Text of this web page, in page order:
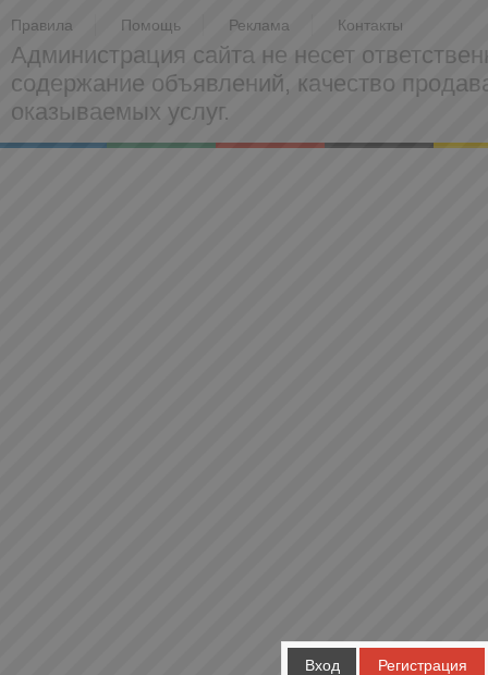
Правила Помощь Реклама Контакты
Администрация сайта не несет
содержание объявлений, качество
оказываемых услуг.
Вход Регистрация